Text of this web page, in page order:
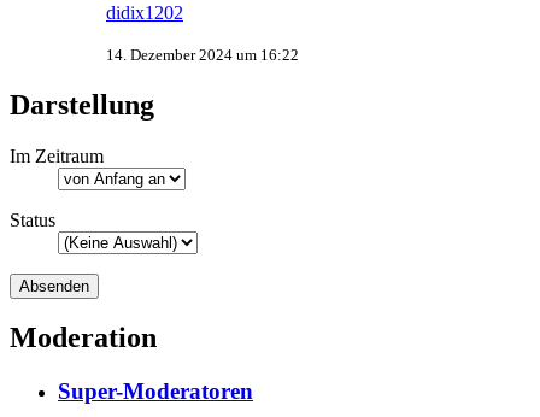
didix1202
14. Dezember 2024 um 16:22
Darstellung
Im Zeitraum
Status
Moderation
Super-Moderatoren